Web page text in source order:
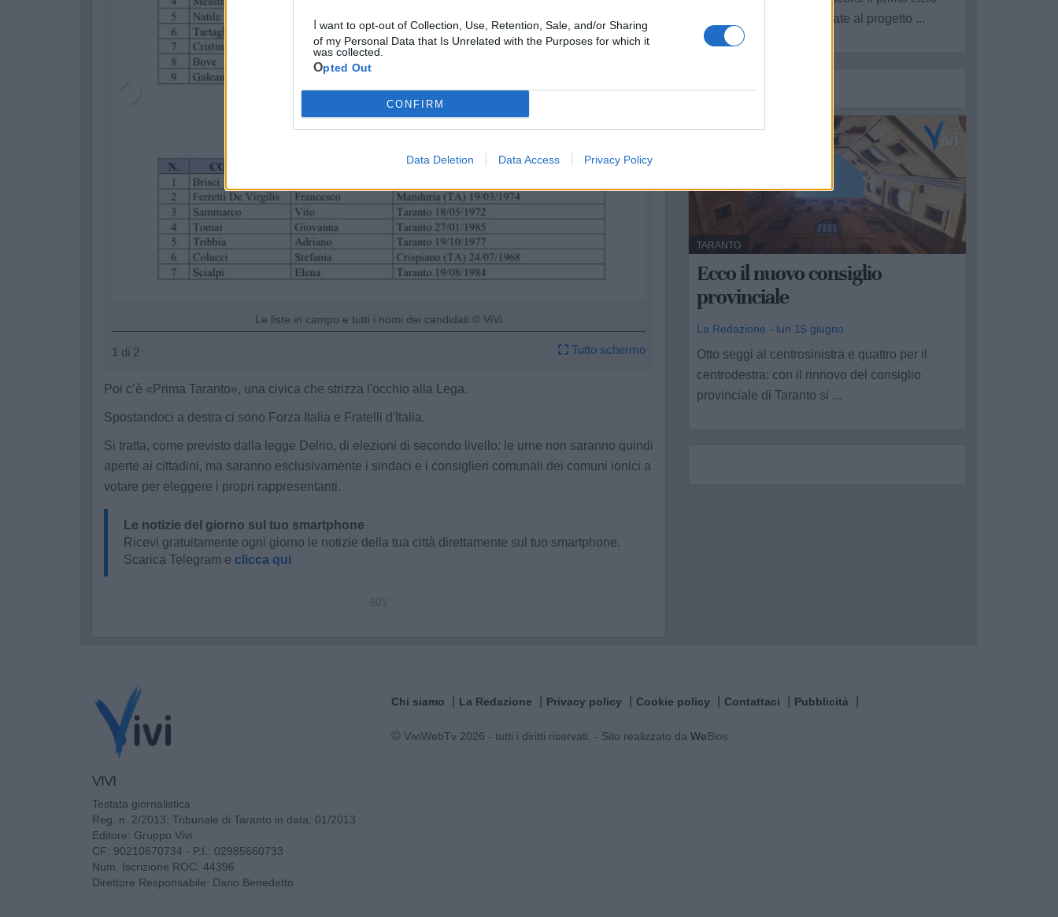
of my Personal Data that Is Unrelated with the Purposes for which it
was collected.
Opted Out
CONFIRM
Data Deletion Data Access Privacy Policy
Le liste in campo e tutti i nomi dei candidati © ViVi
1 di 2 Tutto schermo
Poi c’è «Prima Taranto», una civica che strizza l'occhio alla Lega.
Spostandoci a destra ci sono Forza Italia e Fratelli d'Italia.
Si tratta, come previsto dalla legge Delrio, di elezioni di secondo livello: le urne non saranno quindi
aperte ai cittadini, ma saranno esclusivamente i sindaci e i consiglieri comunali dei comuni ionici a
votare per eleggere i propri rappresentanti.
Le notizie del giorno sul tuo smartphone
Ricevi gratuitamente ogni giorno le notizie della tua città direttamente sul tuo smartphone.
Scarica Telegram e clicca qui
annuale delle attività legate al progetto ...
5
TARANTO
Ecco il nuovo consiglio
provinciale
La Redazione - lun 15 giugno
Otto seggi al centrosinistra e quattro per il
centrodestra: con il rinnovo del consiglio
provinciale di Taranto si ...
VIVI
Testata giornalistica
Reg. n. 2/2013, Tribunale di Taranto in data: 01/2013
Editore: Gruppo Vivi
CF: 90210670734 - P.I.: 02985660733
Num. Iscrizione ROC: 44396
Direttore Responsabile: Dario Benedetto
Chi siamo La Redazione Privacy policy Cookie policy Contattaci Pubblicità
© ViviWebTv 2026 - tutti i diritti riservati. - Sito realizzato da WeBios